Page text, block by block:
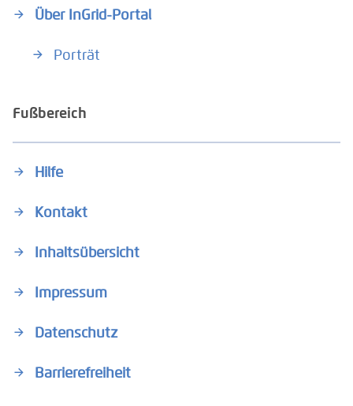
Über InGrid-Portal
Porträt
Fußbereich
Hilfe
Kontakt
Inhaltsübersicht
Impressum
Datenschutz
Barrierefreiheit